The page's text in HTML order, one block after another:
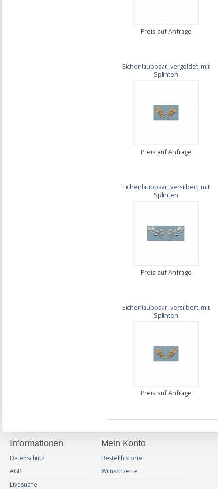
Preis auf Anfrage
Eichenlaubpaar, vergoldet, mit
Splinten
Preis auf Anfrage
Eichenlaubpaar, versilbert, mit
Splinten
Preis auf Anfrage
Eichenlaubpaar, versilbert, mit
Splinten
Preis auf Anfrage
Informationen
Datenschutz
AGB
Livesuche
Mein Konto
Bestellhistorie
Wunschzettel